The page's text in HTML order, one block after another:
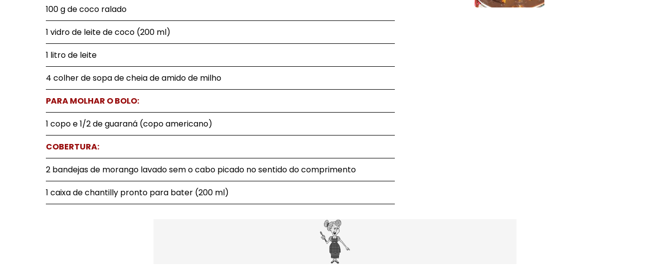
100 g de coco ralado
1 vidro de leite de coco (200 ml)
1 litro de leite
4 colher de sopa de cheia de amido de milho
PARA MOLHAR O BOLO:
1 copo e 1/2 de guaraná (copo americano)
COBERTURA:
2 bandejas de morango lavado sem o cabo picado no sentido do comprimento
1 caixa de chantilly pronto para bater (200 ml)